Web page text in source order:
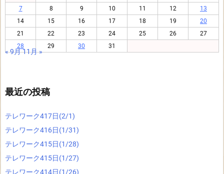
7
8 9 10 11 12
13
14
15 16 17 18 19
20
21
22 23 24 25 26
27
28
29 30 31
« 9月11月 »
最近の投稿
テレワーク417日(2/1)
テレワーク416日(1/31)
テレワーク415日(1/28)
テレワーク415日(1/27)
テレワーク414日(1/26)